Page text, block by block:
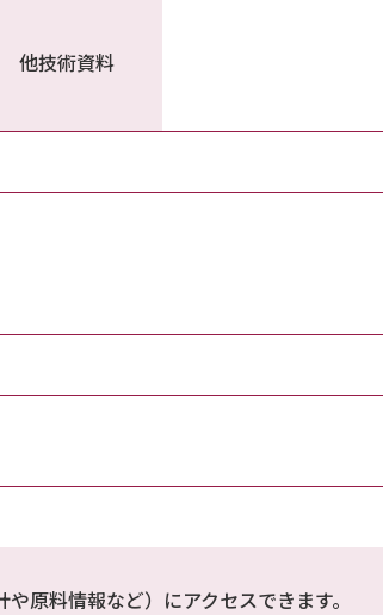
他技術資料
原料情報など）にアクセスできます。